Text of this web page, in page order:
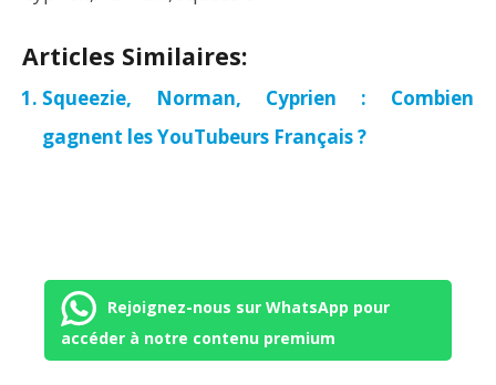
Articles Similaires:
Squeezie, Norman, Cyprien : Combien
gagnent les YouTubeurs Français ?
Rejoignez-nous sur WhatsApp pour
accéder à notre contenu premium